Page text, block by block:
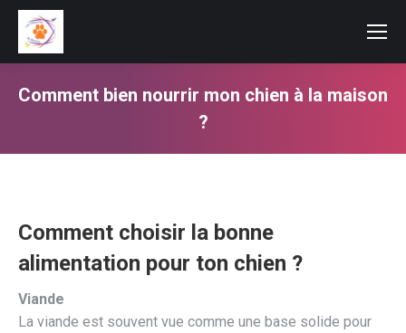
Comment bien nourrir mon chien à la maison
?
Comment choisir la bonne
alimentation pour ton chien ?
Viande
La viande est souvent vue comme une base solide pour